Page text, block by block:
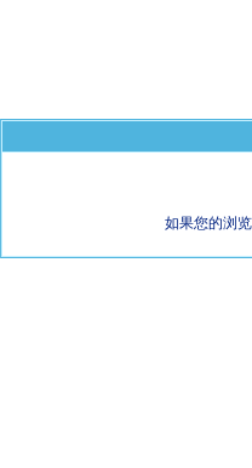
如果您的浏